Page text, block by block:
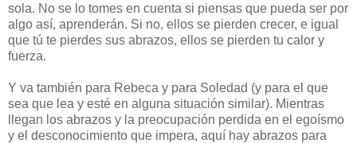
sola. No se lo tomes en cuenta si piensas que pueda ser por
algo así, aprenderán. Si no, ellos se pierden crecer, e igual
que tú te pierdes sus abrazos, ellos se pierden tu calor y
fuerza.
Y va también para Rebeca y para Soledad (y para el que
sea que lea y esté en alguna situación similar). Mientras
llegan los abrazos y la preocupación perdida en el egoísmo
y el desconocimiento que impera, aquí hay abrazos para